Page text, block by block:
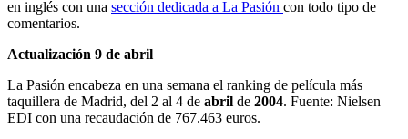
en inglés con una sección dedicada a La Pasión con todo tipo de
comentarios.
Actualización 9 de abril
La Pasión encabeza en una semana el ranking de película más
taquillera de Madrid, del 2 al 4 de abril de 2004. Fuente: Nielsen
EDI con una recaudación de 767.463 euros.